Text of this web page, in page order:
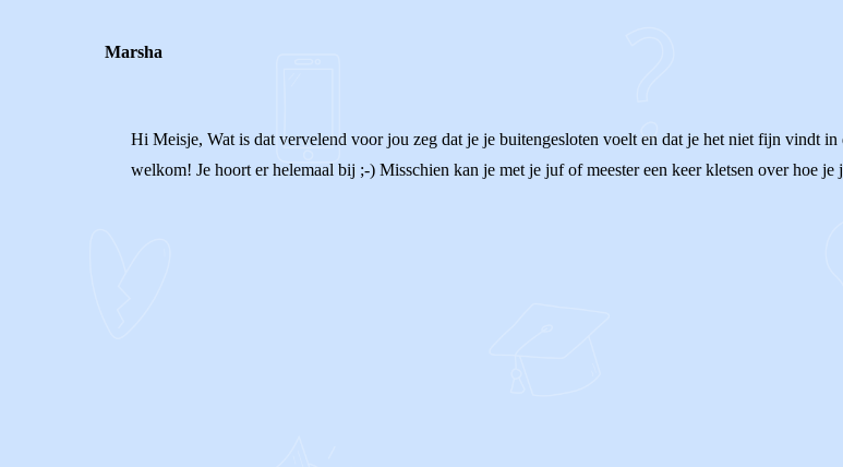
Marsha
Hi Meisje, Wat is dat vervelend voor jou zeg dat je je buitengesloten voelt en dat je het niet fijn vindt
welkom! Je hoort er helemaal bij ;-) Misschien kan je met je juf of meester een keer kletsen over hoe